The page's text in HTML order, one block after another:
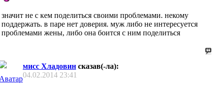
значит не с кем поделиться своими проблемами. некому
поддержать. в паре нет доверия. муж либо не интересуется
проблемами жены, либо она боится с ним поделиться
мисс Хладовин сказав(-ла):
04.02.2014 23:41